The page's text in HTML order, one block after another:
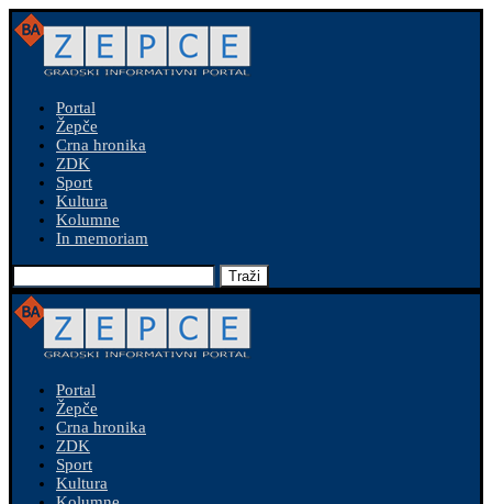
Portal
Žepče
Crna hronika
ZDK
Sport
Kultura
Kolumne
In memoriam
Traži
Portal
Žepče
Crna hronika
ZDK
Sport
Kultura